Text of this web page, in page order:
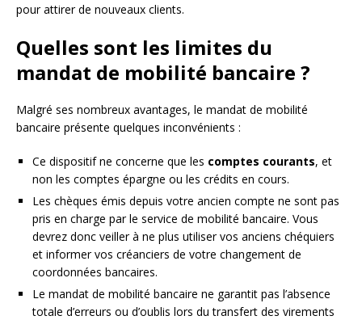
pour attirer de nouveaux clients.
Quelles sont les limites du
mandat de mobilité bancaire ?
Malgré ses nombreux avantages, le mandat de mobilité
bancaire présente quelques inconvénients :
Ce dispositif ne concerne que les comptes courants, et
non les comptes épargne ou les crédits en cours.
Les chèques émis depuis votre ancien compte ne sont pas
pris en charge par le service de mobilité bancaire. Vous
devrez donc veiller à ne plus utiliser vos anciens chéquiers
et informer vos créanciers de votre changement de
coordonnées bancaires.
Le mandat de mobilité bancaire ne garantit pas l’absence
totale d’erreurs ou d’oublis lors du transfert des virements